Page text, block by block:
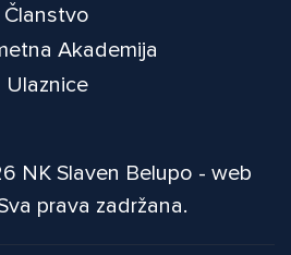
Članstvo
Akademija
Ulaznice
NK Slaven Belupo - web
prava zadržana.